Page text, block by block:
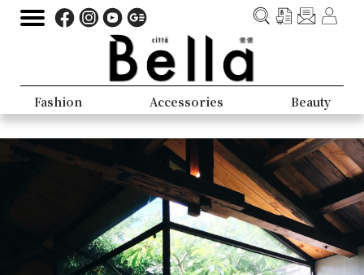
Fashion Accessories Beauty